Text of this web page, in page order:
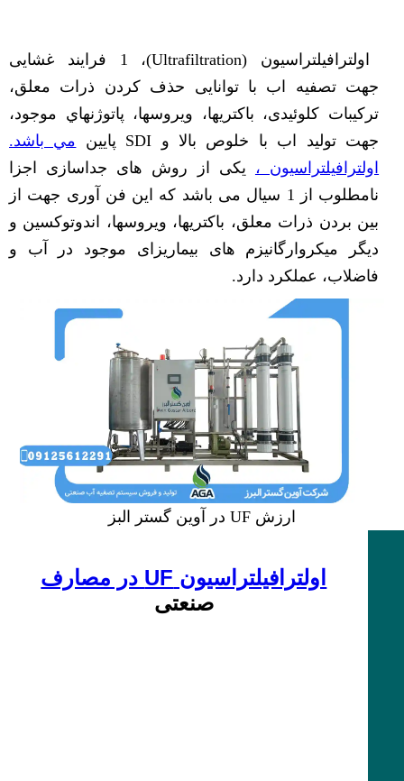
اولترافيلتراسيون (Ultrafiltration)، 1 فرایند غشایی
جهت تصفیه اب با توانایی حذف کردن ذرات معلق،
ترکیبات کلوئیدی، باكتريها، ويروسها، پاتوژنهاي موجود،
جهت توليد اب با خلوص بالا و SDI پايين
مي باشد.
اولترافیلتراسیون ،
یکی از روش های جداسازی اجزا
نامطلوب از 1 سیال می باشد که این فن آوری جهت از
بین بردن ذرات معلق، باكتريها، ويروسها، اندوتوكسين و
ديگر میکروارگانیزم های بیماری­زای موجود در آب و
فاضلاب، عملکرد دارد.
ارزش UF در آوین گستر البز
اولترافیلتراسیون UF در مصارف
صنعتی